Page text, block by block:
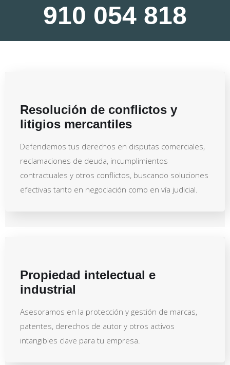
910 054 818
Resolución de conflictos y
litigios mercantiles
Defendemos tus derechos en disputas comerciales,
reclamaciones de deuda, incumplimientos
contractuales y otros conflictos, buscando soluciones
efectivas tanto en negociación como en vía judicial.
Propiedad intelectual e
industrial
Asesoramos en la protección y gestión de marcas,
patentes, derechos de autor y otros activos
intangibles clave para tu empresa.